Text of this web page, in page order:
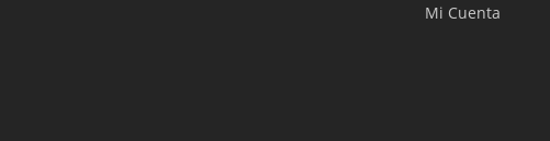
Mi Cuenta